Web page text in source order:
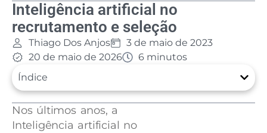
Inteligência artificial no
recrutamento e seleção
Thiago Dos Anjos
3 de maio de 2023
20 de maio de 2026
6 minutos
Índice
Nos últimos anos, a
Inteligência artificial no